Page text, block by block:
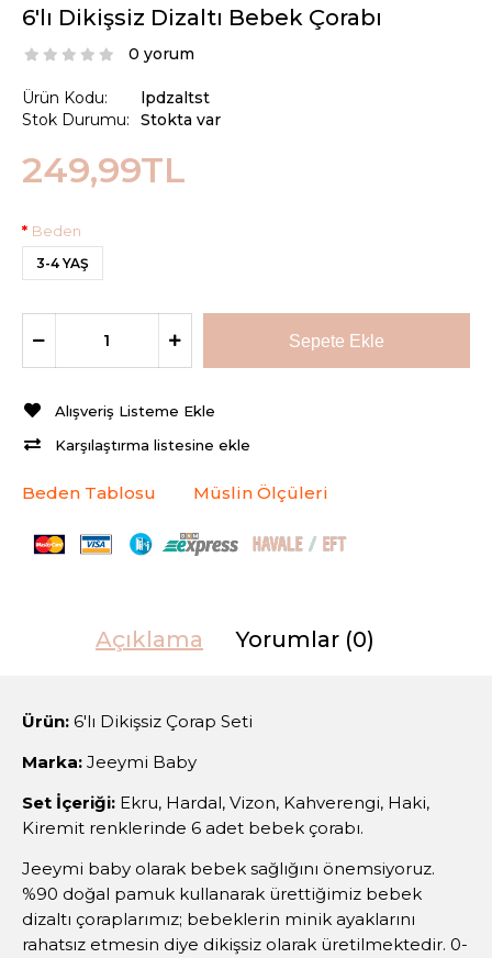
6'lı Dikişsiz Dizaltı Bebek Çorabı
0 yorum
Ürün Kodu:
Stok Durumu:
lpdzaltst
Stokta var
249,99TL
Beden
3-4 YAŞ
Alışveriş Listeme Ekle
Karşılaştırma listesine ekle
Beden Tablosu Müslin Ölçüleri
Açıklama Yorumlar (0)
Ürün: 6'lı Dikişsiz Çorap Seti
Marka: Jeeymi Baby
Set İçeriği: Ekru, Hardal, Vizon, Kahverengi, Haki,
Kiremit renklerinde 6 adet bebek çorabı.
Jeeymi baby olarak bebek sağlığını önemsiyoruz.
%90 doğal pamuk kullanarak ürettiğimiz bebek
dizaltı çoraplarımız; bebeklerin minik ayaklarını
rahatsız etmesin diye dikişsiz olarak üretilmektedir. 0-